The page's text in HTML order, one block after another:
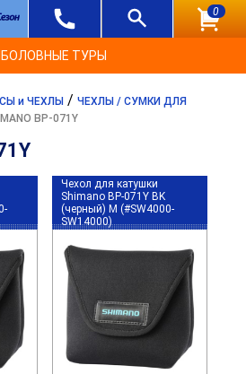
0
ТУРЫ
и ЧЕХЛЫ / ЧЕХЛЫ / СУМКИ ДЛЯ
BP-071Y
Чехол для катушки
Shimano BP-071Y BK
(черный) M (#SW4000-
SW14000)